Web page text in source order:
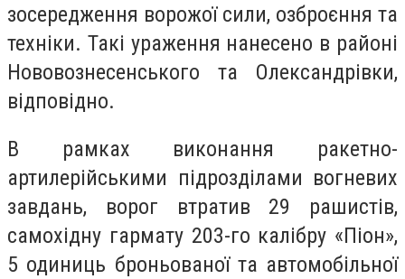
зосередження ворожої сили, озброєння та
техніки. Такі ураження нанесено в районі
Нововознесенського та Олександрівки,
відповідно.
В рамках виконання ракетно-
артилерійськими підрозділами вогневих
завдань, ворог втратив 29 рашистів,
самохідну гармату 203-го калібру «Піон»,
5 одиниць броньованої та автомобільної